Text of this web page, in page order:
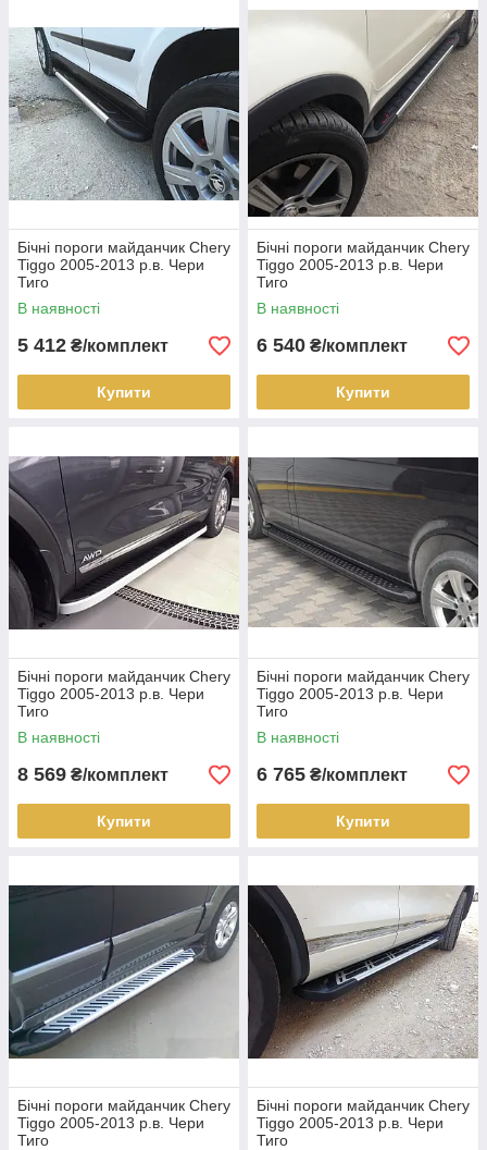
Бічні пороги майданчик Chery
Tiggo 2005-2013 р.в. Чери
Тиго
В наявності
5 412 ₴/комплект
Купити
Бічні пороги майданчик Chery
Tiggo 2005-2013 р.в. Чери
Тиго
В наявності
6 540 ₴/комплект
Купити
Бічні пороги майданчик Chery
Tiggo 2005-2013 р.в. Чери
Тиго
В наявності
8 569 ₴/комплект
Купити
Бічні пороги майданчик Chery
Tiggo 2005-2013 р.в. Чери
Тиго
В наявності
6 765 ₴/комплект
Купити
Бічні пороги майданчик Chery
Tiggo 2005-2013 р.в. Чери
Тиго
Бічні пороги майданчик Chery
Tiggo 2005-2013 р.в. Чери
Тиго